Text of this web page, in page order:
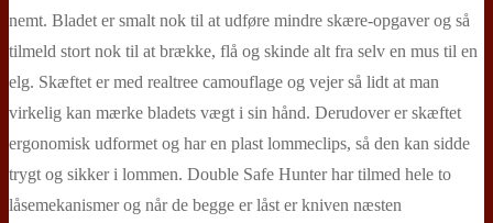
nemt. Bladet er smalt nok til at udføre mindre skære-opgaver og så
tilmeld stort nok til at brække, flå og skinde alt fra selv en mus til en
elg. Skæftet er med realtree camouflage og vejer så lidt at man
virkelig kan mærke bladets vægt i sin hånd. Derudover er skæftet
ergonomisk udformet og har en plast lommeclips, så den kan sidde
trygt og sikker i lommen. Double Safe Hunter har tilmed hele to
låsemekanismer og når de begge er låst er kniven næsten